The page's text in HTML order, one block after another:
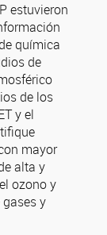
estuvieron
química
de
de los
y el
mayor
alta y
ozono y
y